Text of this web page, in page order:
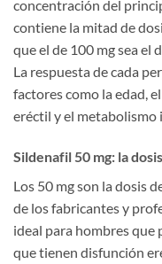
concentración del
contiene la mitad de
que el de 100 mg sea el
La respuesta de cada
factores como la edad,
eréctil y el metabolismo
Sildenafil 50 mg: la
Los 50 mg son la dosis
de los fabricantes y
ideal para hombres que
que tienen disfunción